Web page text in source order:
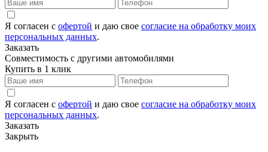
Я согласен с офертой и даю свое согласие на обработку моих
персональных данных.
Заказать
Совместимость с другими автомобилями
Купить в 1 клик
Я согласен с офертой и даю свое согласие на обработку моих
персональных данных.
Заказать
Закрыть